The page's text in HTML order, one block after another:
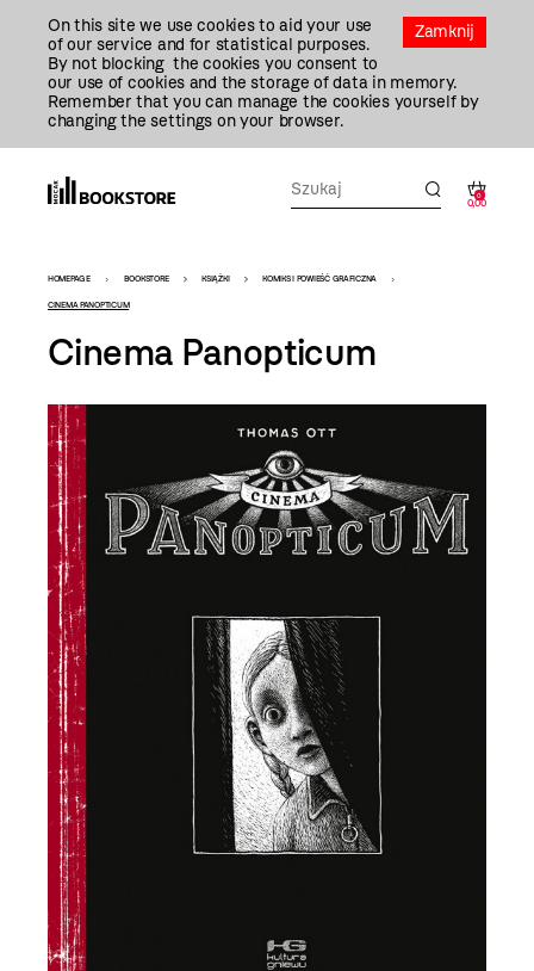
Zamknij
On this site we use cookies to aid your use
of our service and for statistical purposes.
By not blocking the cookies you consent to
our use of cookies and the storage of data in memory.
Remember that you can manage the cookies yourself by
changing the settings on your browser.
0
0,00
Bookstore
-
szablon
HOMEPAGE BOOKSTORE KSIĄŻKI KOMIKS I POWIEŚĆ GRAFICZNA
CINEMA PANOPTICUM
Cinema Panopticum